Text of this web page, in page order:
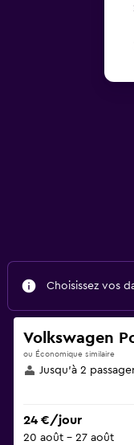
Choisissez vos
Volkswagen
ou Économique similaire
Jusqu’à 2
24 €/jour
20 août - 27 août